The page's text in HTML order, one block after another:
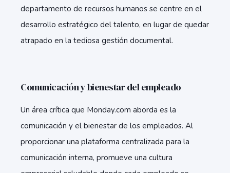
departamento de recursos humanos se centre en el
desarrollo estratégico del talento, en lugar de quedar
atrapado en la tediosa gestión documental.
Comunicación y bienestar del empleado
Un área crítica que Monday.com aborda es la
comunicación y el bienestar de los empleados. Al
proporcionar una plataforma centralizada para la
comunicación interna, promueve una cultura